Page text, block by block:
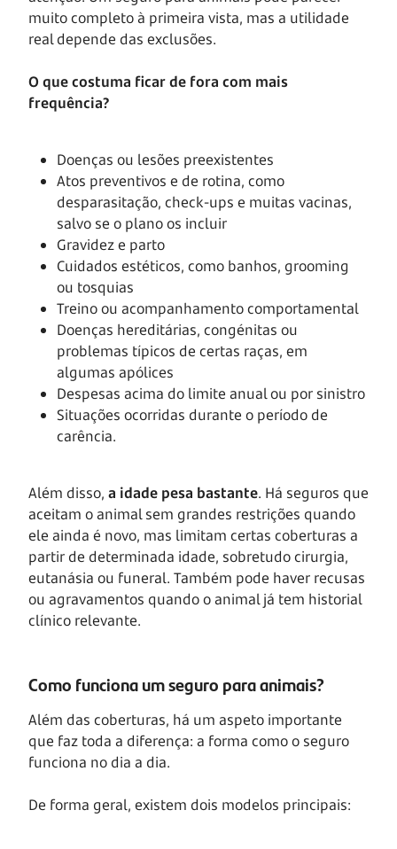
muito completo à primeira vista, mas a utilidade
real depende das exclusões.
O que costuma ficar de fora com mais
frequência?
Doenças ou lesões preexistentes
Atos preventivos e de rotina, como
desparasitação, check-ups e muitas vacinas,
salvo se o plano os incluir
Gravidez e parto
Cuidados estéticos, como banhos, grooming
ou tosquias
Treino ou acompanhamento comportamental
Doenças hereditárias, congénitas ou
problemas típicos de certas raças, em
algumas apólices
Despesas acima do limite anual ou por sinistro
Situações ocorridas durante o período de
carência.
Além disso, a idade pesa bastante. Há seguros que
aceitam o animal sem grandes restrições quando
ele ainda é novo, mas limitam certas coberturas a
partir de determinada idade, sobretudo cirurgia,
eutanásia ou funeral. Também pode haver recusas
ou agravamentos quando o animal já tem historial
clínico relevante.
Como funciona um seguro para animais?
Além das coberturas, há um aspeto importante
que faz toda a diferença: a forma como o seguro
funciona no dia a dia.
De forma geral, existem dois modelos principais: